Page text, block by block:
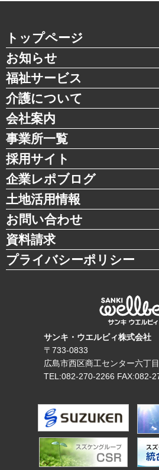
トップページ
お知らせ
福祉サービス
介護について
会社案内
事業所一覧
採用サイト
企業レポブログ
土地活用情報
お問い合わせ
資料請求
プライバシーポリシー
サンキ・ウエルビィ株式会社
〒733-0833
広島市西区商工センター六丁
TEL:082-270-2266 FAX:082-